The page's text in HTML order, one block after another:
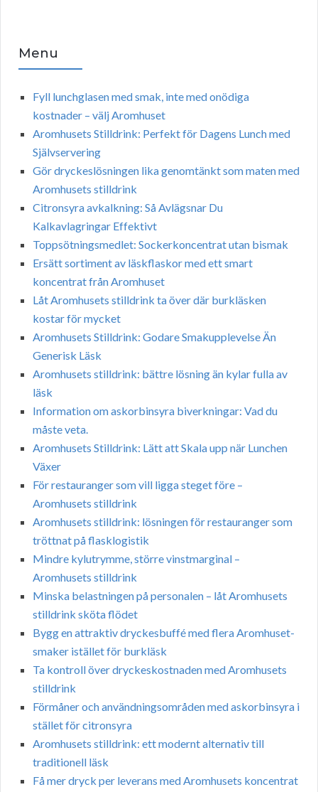
Menu
Fyll lunchglasen med smak, inte med onödiga
kostnader – välj Aromhuset
Aromhusets Stilldrink: Perfekt för Dagens Lunch med
Självservering
Gör dryckeslösningen lika genomtänkt som maten med
Aromhusets stilldrink
Citronsyra avkalkning: Så Avlägsnar Du
Kalkavlagringar Effektivt
Toppsötningsmedlet: Sockerkoncentrat utan bismak
Ersätt sortiment av läskflaskor med ett smart
koncentrat från Aromhuset
Låt Aromhusets stilldrink ta över där burkläsken
kostar för mycket
Aromhusets Stilldrink: Godare Smakupplevelse Än
Generisk Läsk
Aromhusets stilldrink: bättre lösning än kylar fulla av
läsk
Information om askorbinsyra biverkningar: Vad du
måste veta.
Aromhusets Stilldrink: Lätt att Skala upp när Lunchen
Växer
För restauranger som vill ligga steget före –
Aromhusets stilldrink
Aromhusets stilldrink: lösningen för restauranger som
tröttnat på flasklogistik
Mindre kylutrymme, större vinstmarginal –
Aromhusets stilldrink
Minska belastningen på personalen – låt Aromhusets
stilldrink sköta flödet
Bygg en attraktiv dryckesbuffé med flera Aromhuset-
smaker istället för burkläsk
Ta kontroll över dryckeskostnaden med Aromhusets
stilldrink
Förmåner och användningsområden med askorbinsyra i
stället för citronsyra
Aromhusets stilldrink: ett modernt alternativ till
traditionell läsk
Få mer dryck per leverans med Aromhusets koncentrat